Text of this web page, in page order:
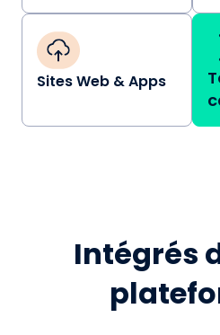
Sites Web & Apps
Intégrés